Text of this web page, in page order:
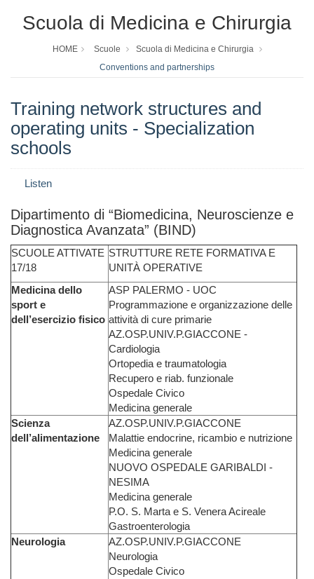
Scuola di Medicina e Chirurgia
HOME Scuole
Scuola di Medicina e Chirurgia
Conventions and partnerships
Training network structures and
operating units - Specialization
schools
Listen
Dipartimento di “Biomedicina, Neuroscienze e
Diagnostica Avanzata” (BIND)
SCUOLE ATTIVATE
17/18
STRUTTURE RETE FORMATIVA E
UNITÀ OPERATIVE
Medicina dello
sport e
dell’esercizio fisico
ASP PALERMO - UOC
Programmazione e organizzazione delle
attività di cure primarie
AZ.OSP.UNIV.P.GIACCONE -
Cardiologia
Ortopedia e traumatologia
Recupero e riab. funzionale
Ospedale Civico
Medicina generale
Scienza
dell’alimentazione
AZ.OSP.UNIV.P.GIACCONE
Malattie endocrine, ricambio e nutrizione
Medicina generale
NUOVO OSPEDALE GARIBALDI -
NESIMA
Medicina generale
P.O. S. Marta e S. Venera Acireale
Gastroenterologia
Neurologia
AZ.OSP.UNIV.P.GIACCONE
Neurologia
Ospedale Civico